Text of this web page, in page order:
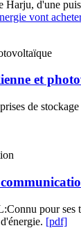
Harju, d'une
vont
et
de
pour
[pdf]